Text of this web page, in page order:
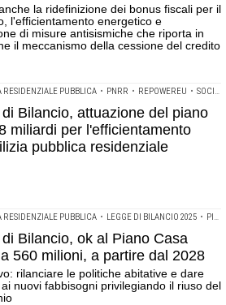
la ridefinizione dei bonus fiscali per il
l'efficientamento energetico e
di misure antisismiche che riporta in
il meccanismo della cessione del credito
RESIDENZIALE PUBBLICA • PNRR • REPOWEREU • SOCIAL HOUSING
Bilancio, attuazione del piano
miliardi per l'efficientamento
pubblica residenziale
RESIDENZIALE PUBBLICA • LEGGE DI BILANCIO 2025 • PIANO CASA ITALIA
Bilancio, ok al Piano Casa
560 milioni, a partire dal 2028
rilanciare le politiche abitative e dare
nuovi fabbisogni privilegiando il riuso del